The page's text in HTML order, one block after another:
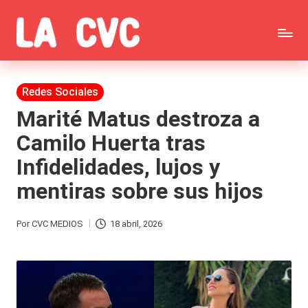
Saltar
al
contenido
C
o
p
u
c
h
a
s
Todas
las
noticias
de
la
farándula,
Brava,
Publicada
en
Redes Sociales
Marité Matus destroza a
Camilo Huerta tras
Infidelidades, lujos y
mentiras sobre sus hijos
Publicado
PorCVC MEDIOS 18 abril, 2026